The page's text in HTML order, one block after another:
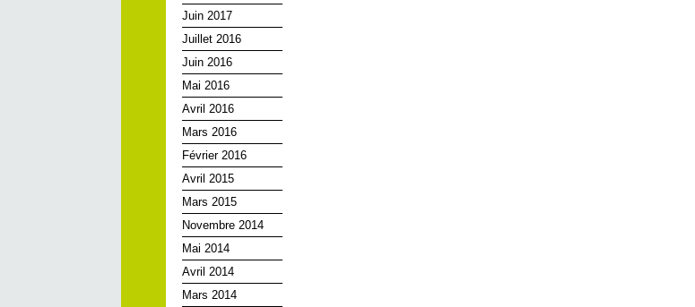
Juin 2017
Juillet 2016
Juin 2016
Mai 2016
Avril 2016
Mars 2016
Février 2016
Avril 2015
Mars 2015
Novembre 2014
Mai 2014
Avril 2014
Mars 2014